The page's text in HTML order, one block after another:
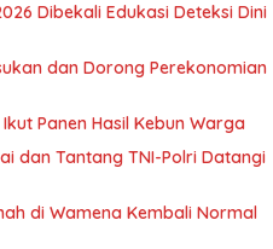
Dibekali Edukasi Deteksi Dini
dan Dorong Perekonomian
Panen Hasil Kebun Warga
dan Tantang TNI-Polri Datangi
di Wamena Kembali Normal